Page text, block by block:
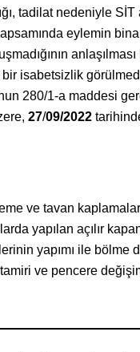
tadilat nedeniyle SİT
eylemin
anlaşılması
isabetsizlik
280/1-a maddesi
27/09/2022
ve tavan
yapılan açılır
yapımı ile bölme
ve pencere